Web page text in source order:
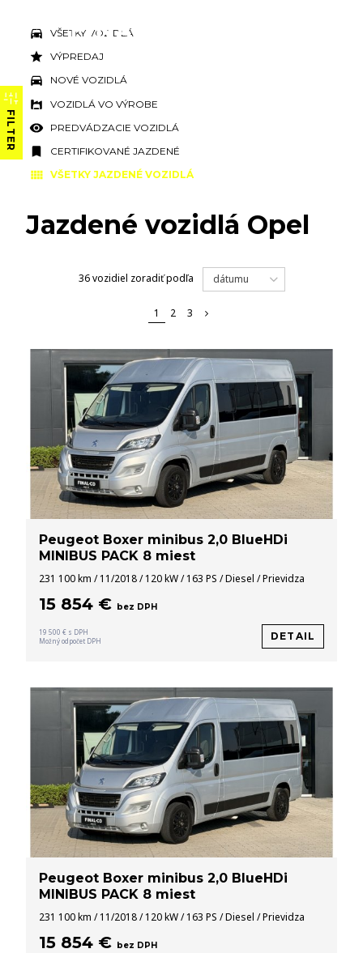
FILTER
VŠETKY VOZIDLÁ
VÝPREDAJ
NOVÉ VOZIDLÁ
VOZIDLÁ VO VÝROBE
PREDVÁDZACIE VOZIDLÁ
CERTIFIKOVANÉ JAZDENÉ
VŠETKY JAZDENÉ VOZIDLÁ
Jazdené vozidlá Opel
36 vozidiel zoradiť podľa dátumu
1 2 3
Peugeot Boxer minibus 2,0 BlueHDi
MINIBUS PACK 8 miest
231 100 km / 11/2018 / 120 kW / 163 PS / Diesel / Prievidza
15 854 € bez DPH
19 500 € s DPH
Možný odpočet DPH
DETAIL
Peugeot Boxer minibus 2,0 BlueHDi
MINIBUS PACK 8 miest
231 100 km / 11/2018 / 120 kW / 163 PS / Diesel / Prievidza
15 854 € bez DPH